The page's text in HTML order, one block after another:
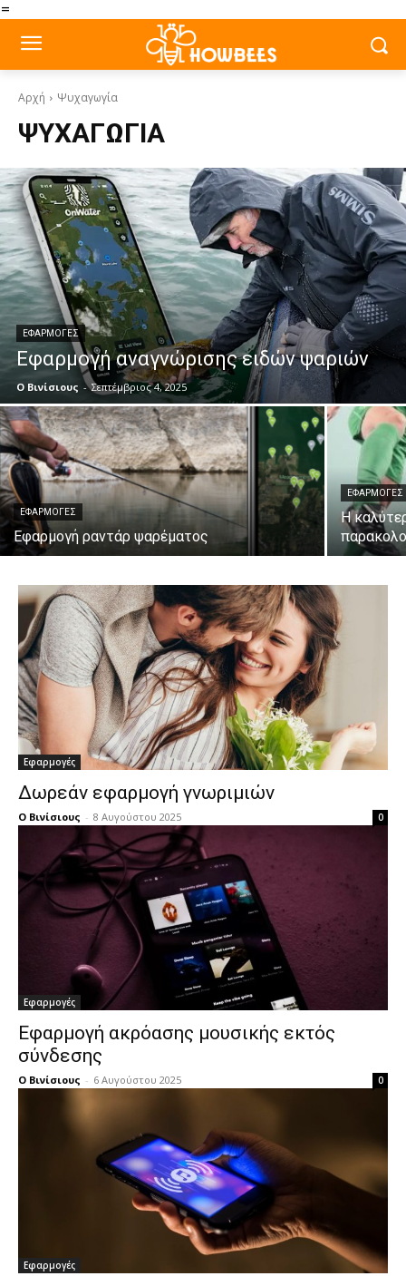
=
Αρχή Ψυχαγωγία
ΨΥΧΑΓΩΓΊΑ
ΕΦΑΡΜΟΓΈΣ
Εφαρμογή αναγνώρισης ειδών ψαριών
Ο Βινίσιους - Σεπτέμβριος 4, 2025
ΕΦΑΡΜΟΓΈΣ
Εφαρμογή ραντάρ ψαρέματος
ΕΦΑΡΜΟΓΈΣ
Η
Εφαρμογές
Δωρεάν εφαρμογή γνωριμιών
Ο Βινίσιους - 8 Αυγούστου 2025 0
Εφαρμογές
Εφαρμογή ακρόασης μουσικής εκτός
σύνδεσης
Ο Βινίσιους - 6 Αυγούστου 2025 0
Εφαρμογές